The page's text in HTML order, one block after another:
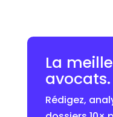
La
avocats.
Rédigez,